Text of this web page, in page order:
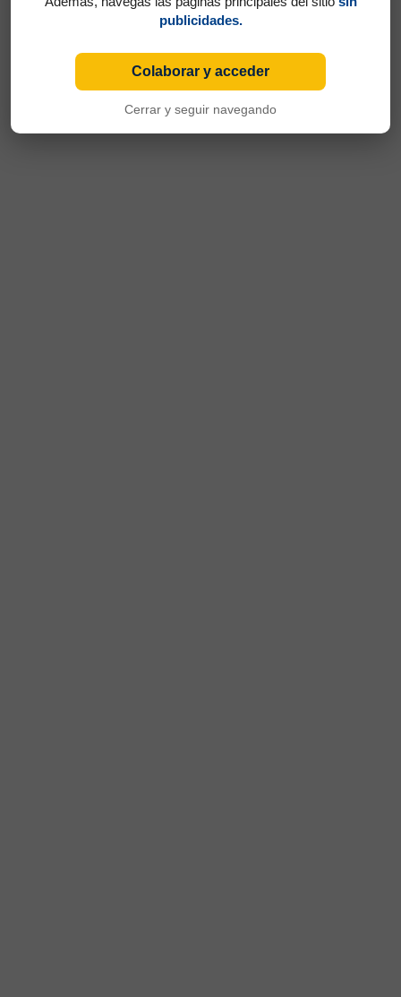
publicidades.
Colaborar y acceder
Cerrar y seguir navegando